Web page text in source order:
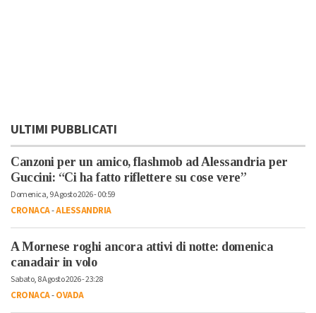
ULTIMI PUBBLICATI
Canzoni per un amico, flashmob ad Alessandria per
Guccini: “Ci ha fatto riflettere su cose vere”
Domenica, 9 Agosto 2026 - 00:59
CRONACA-ALESSANDRIA
A Mornese roghi ancora attivi di notte: domenica
canadair in volo
Sabato, 8 Agosto 2026 - 23:28
CRONACA-OVADA